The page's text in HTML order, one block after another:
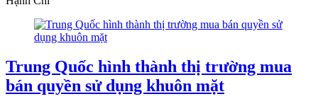
Trung Quốc hình thành thị trường mua
bán quyền sử dụng khuôn mặt